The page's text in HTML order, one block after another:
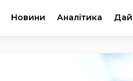
Новини Аналітика